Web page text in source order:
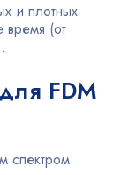
и плотных
время (от
FDM
спектром